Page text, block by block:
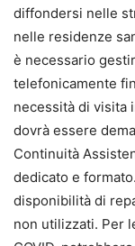
diffondersi nelle
nelle residenze
è necessario
telefonicamente
necessità di visita
dovrà essere
Continuità
dedicato e
disponibilità di
non utilizzati. Per